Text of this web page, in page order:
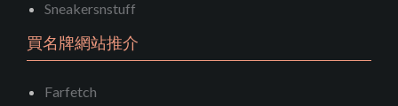
Sneakersnstuff
買名牌網站推介
Farfetch